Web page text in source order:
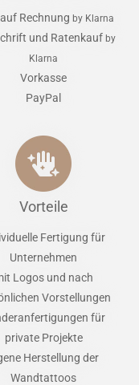
Rechnung by Klarna
und Ratenkauf by
Klarna
Vorkasse
PayPal
Vorteile
Fertigung für
Unternehmen
Logos und nach
Vorstellungen
für
private Projekte
Herstellung der
Wandtattoos